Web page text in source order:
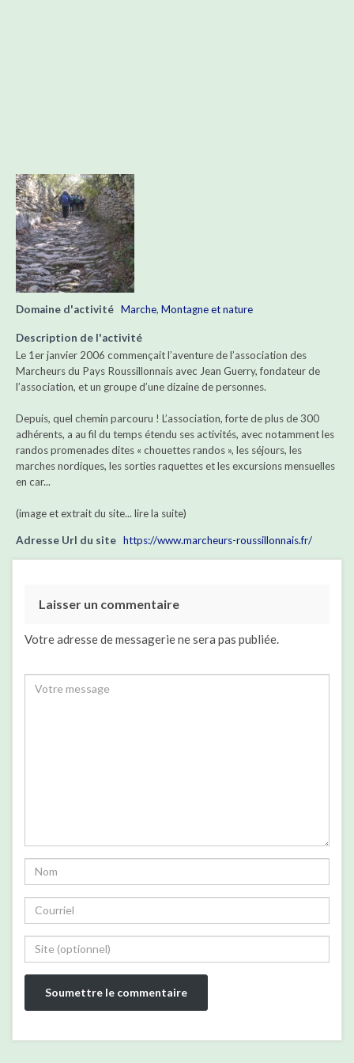
Domaine d'activité Marche, Montagne et nature
Description de l'activité
Le 1er janvier 2006 commençait l’aventure de l’association des
Marcheurs du Pays Roussillonnais avec Jean Guerry, fondateur de
l’association, et un groupe d’une dizaine de personnes.
Depuis, quel chemin parcouru ! L’association, forte de plus de 300
adhérents, a au fil du temps étendu ses activités, avec notamment les
randos promenades dites « chouettes randos », les séjours, les
marches nordiques, les sorties raquettes et les excursions mensuelles
en car...
(image et extrait du site... lire la suite)
Adresse Url du site https://www.marcheurs-roussillonnais.fr/
Laisser un commentaire
Votre adresse de messagerie ne sera pas publiée.